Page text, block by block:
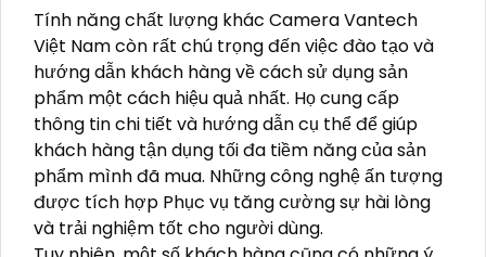
Tính năng chất lượng khác Camera Vantech
Việt Nam còn rất chú trọng đến việc đào tạo và
hướng dẫn khách hàng về cách sử dụng sản
phẩm một cách hiệu quả nhất. Họ cung cấp
thông tin chi tiết và hướng dẫn cụ thể để giúp
khách hàng tận dụng tối đa tiềm năng của sản
phẩm mình đã mua. Những công nghệ ấn tượng
được tích hợp Phục vụ tăng cường sự hài lòng
và trải nghiệm tốt cho người dùng.